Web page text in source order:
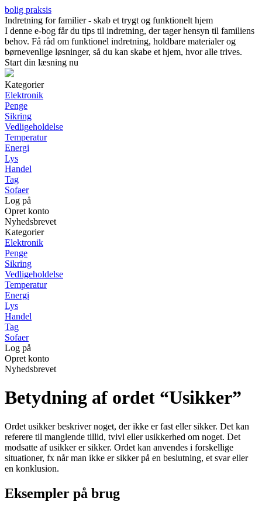
bolig praksis
Indretning for familier - skab et trygt og funktionelt hjem
I denne e-bog får du tips til indretning, der tager hensyn til familiens
behov. Få råd om funktionel indretning, holdbare materialer og
børnevenlige løsninger, så du kan skabe et hjem, hvor alle trives.
Start din læsning nu
Kategorier
Elektronik
Penge
Sikring
Vedligeholdelse
Temperatur
Energi
Lys
Handel
Tag
Sofaer
Log på
Opret konto
Nyhedsbrevet
Kategorier
Elektronik
Penge
Sikring
Vedligeholdelse
Temperatur
Energi
Lys
Handel
Tag
Sofaer
Log på
Opret konto
Nyhedsbrevet
Betydning af ordet “Usikker”
Ordet usikker beskriver noget, der ikke er fast eller sikker. Det kan
referere til manglende tillid, tvivl eller usikkerhed om noget. Det
modsatte af usikker er sikker. Ordet kan anvendes i forskellige
situationer, fx når man ikke er sikker på en beslutning, et svar eller
en konklusion.
Eksempler på brug